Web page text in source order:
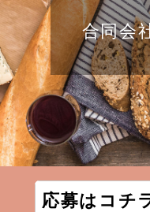
合同会
応募はコチ